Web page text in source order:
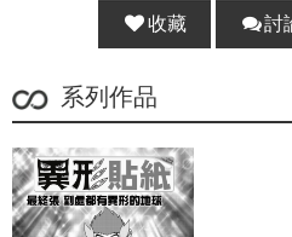
收藏 討
系列作品